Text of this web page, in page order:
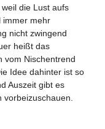
die Lust aufs
immer mehr
nicht zwingend
heißt das
vom Nischentrend
Idee dahinter ist so
Auszeit gibt es